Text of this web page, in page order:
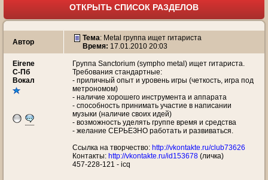
ОТКРЫТЬ СПИСОК РАЗДЕЛОВ
Автор Тема: Metal группа ищет гитариста
Время: 17.01.2010 20:03
Eirene
С-Пб
Вокал
Группа Sanctorium (sympho metal) ищет гитариста.
Требования стандартные:
- приличный опыт и уровень игры (четкость, игра под
метрономом)
- наличие хорошего инструмента и аппарата
- способность принимать участие в написании
музыки (наличие своих идей)
- возможность уделять группе время и средства
- желание СЕРЬЕЗНО работать и развиваться.
Ссылка на творчество: http://vkontakte.ru/club73626
Контакты: http://vkontakte.ru/id153678 (личка)
457-228-121 - icq